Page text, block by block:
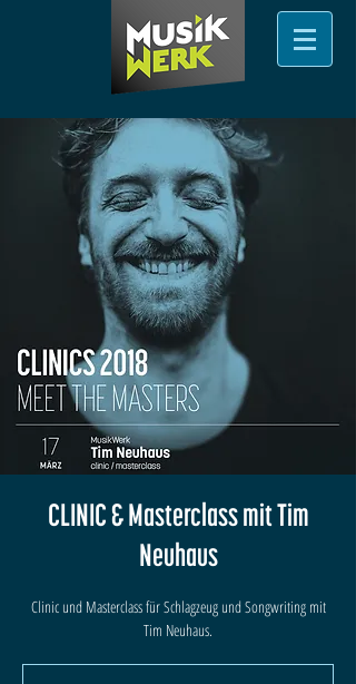
CLINIC & Masterclass mit Tim
Neuhaus
Clinic und Masterclass für Schlagzeug und Songwriting mit
Tim Neuhaus.